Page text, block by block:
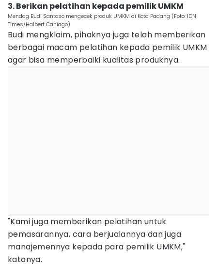
3. Berikan pelatihan kepada pemilik UMKM
Mendag Budi Santoso mengecek produk UMKM di Kota Padang (Foto: IDN
Times/Halbert Caniago)
Budi mengklaim, pihaknya juga telah memberikan
berbagai macam pelatihan kepada pemilik UMKM
agar bisa memperbaiki kualitas produknya.
"Kami juga memberikan pelatihan untuk
pemasarannya, cara berjualannya dan juga
manajemennya kepada para pemilik UMKM,"
katanya.